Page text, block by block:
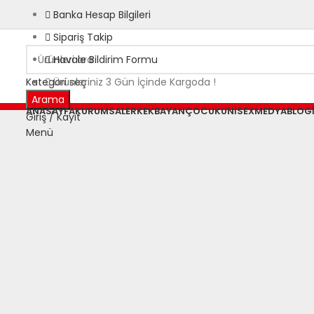
Banka Hesap Bilgileri
Sipariş Takip
Havale Bildirim Formu
Ürünleriniz 3 Gün İçinde Kargoda !
Kategori seç
Arama
Giriş / Kayıt
Menü
ANASAYFAKURUMSALERKEKBAYANÇOCUKUNISEXMEDYABLOG